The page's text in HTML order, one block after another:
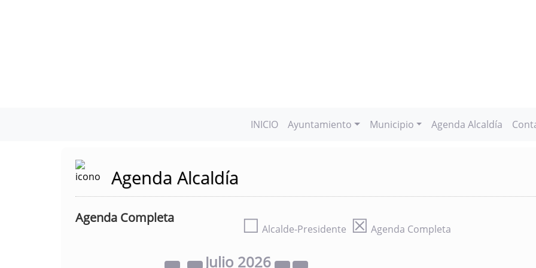
INICIO Ayuntamiento Municipio Agenda Alcaldía
Agenda Alcaldía
Agenda Completa ☐ Alcalde-Presidente ☒ Agenda Completa
Julio 2026